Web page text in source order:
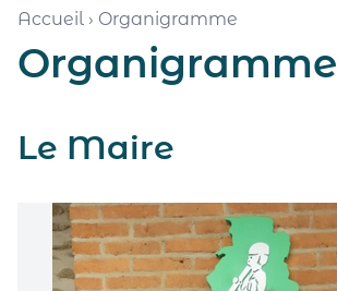
Accueil › Organigramme
Organigramme
Le Maire